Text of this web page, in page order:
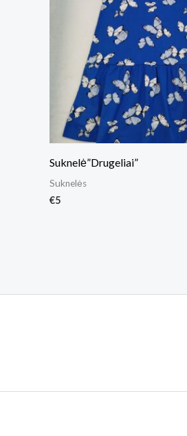
Suknelė”Drugeliai”
Suknelės
€5